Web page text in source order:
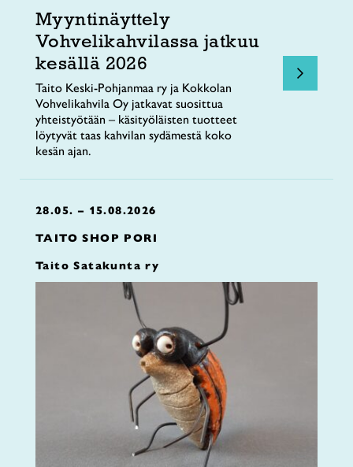
Myyntinäyttely
Vohvelikahvilassa jatkuu
kesällä 2026
Taito Keski-Pohjanmaa ry ja Kokkolan
Vohvelikahvila Oy jatkavat suosittua
yhteistyötään – käsityöläisten tuotteet
löytyvät taas kahvilan sydämestä koko
kesän ajan.
28.05. – 15.08.2026
TAITO SHOP PORI
Taito Satakunta ry